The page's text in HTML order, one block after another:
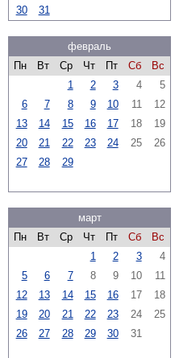
30
31
февраль
Пн
Вт Ср Чт Пт Сб
Вс
1
2 3 4
5
6
7 8 9 10 11
12
13
14 15 16 17 18
19
20
21 22 23 24 25
26
27
28 29
март
Пн
Вт Ср Чт Пт Сб
Вс
1
2 3
4
5
6 7 8 9 10
11
12
13 14 15 16 17
18
19
20 21 22 23 24
25
26
27 28 29 30 31